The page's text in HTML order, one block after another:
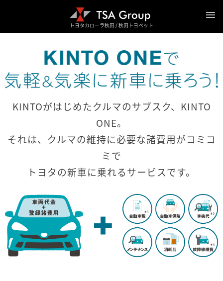
トヨタカローラ秋田 / 秋田トヨペット
KINTOがはじめたクルマのサブスク、KINTO
ONE。
それは、クルマの維持に必要な諸費用がコミコ
ミで
トヨタの新車に乗れるサービスです。